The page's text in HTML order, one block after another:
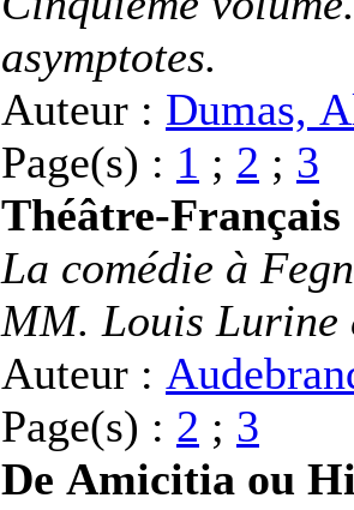
asymptotes.
Auteur : Dumas,
Page(s) : 1 ; 2 ; 3
Théâtre-Français
La comédie à
MM. Louis Lurine
Auteur :
Page(s) : 2 ; 3
De Amicitia ou